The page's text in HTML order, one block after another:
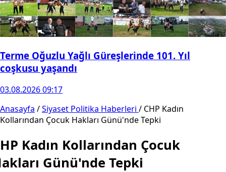
Terme Oğuzlu Yağlı Güreşlerinde 101. Yıl
coşkusu yaşandı
03.08.2026 09:17
Anasayfa /Siyaset Politika Haberleri / CHP Kadın
Kollarından Çocuk Hakları Günü'nde Tepki
Kadın Kollarından Çocuk
Günü'nde Tepki